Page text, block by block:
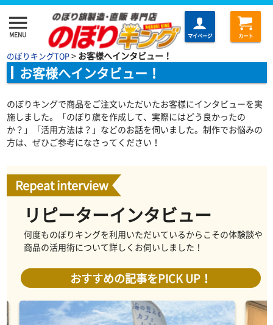
menu
MENU マイページ カート
のぼりキングTOP> お客様へインタビュー！
お客様へインタビュー！
のぼりキングで商品をご注文いただいたお客様にインタビューを実
施しました。「のぼり旗を作成して、実際にはどう良かったの
か？」「活用方法は？」などのお話を伺いました。制作でお悩みの
方は、ぜひご参考になさってください！
Repeat interview
リピーターインタビュー
何度ものぼりキングを利用いただいているからこその体験談や
商品の活用術について詳しくお伺いしました！
おすすめの記事をPICK UP！